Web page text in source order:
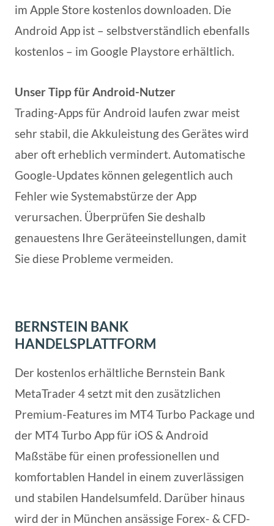
im Apple Store kostenlos downloaden. Die
Android App ist – selbstverständlich ebenfalls
kostenlos – im Google Playstore erhältlich.
Unser Tipp für Android-Nutzer
Trading-Apps für Android laufen zwar meist
sehr stabil, die Akkuleistung des Gerätes wird
aber oft erheblich vermindert. Automatische
Google-Updates können gelegentlich auch
Fehler wie Systemabstürze der App
verursachen. Überprüfen Sie deshalb
genauestens Ihre Geräteeinstellungen, damit
Sie diese Probleme vermeiden.
BERNSTEIN BANK
HANDELSPLATTFORM
Der kostenlos erhältliche Bernstein Bank
MetaTrader 4 setzt mit den zusätzlichen
Premium-Features im MT4 Turbo Package und
der MT4 Turbo App für iOS & Android
Maßstäbe für einen professionellen und
komfortablen Handel in einem zuverlässigen
und stabilen Handelsumfeld. Darüber hinaus
wird der in München ansässige Forex- & CFD-